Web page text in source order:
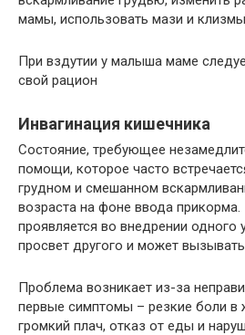
мамы, использовать мази и клизмы.
При вздутии у малыша маме
свой рацион
Инвагинация кишечника
Состояние, требующее
помощи, которое часто
грудном и смешанном
возраста на фоне ввода прикорма.
проявляется во внедрении одного
просвет другого и может
Проблема возникает из-за
первые симптомы – резкие боли в
громкий плач, отказ от еды и